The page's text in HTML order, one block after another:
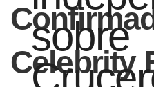
Celebrity